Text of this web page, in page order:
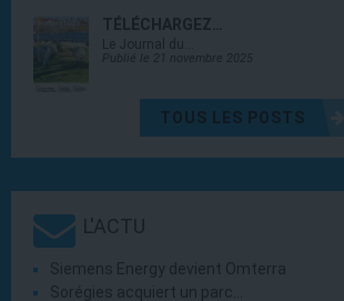
TÉLÉCHARGEZ…
Le Journal du…
Publié le 21 novembre 2025
TOUS LES POSTS
L'ACTU
Siemens Energy devient Omterra
Sorégies acquiert un parc…